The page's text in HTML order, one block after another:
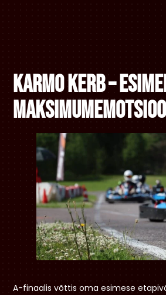
Karmo Kerb –
A-finaalis võttis oma esimese